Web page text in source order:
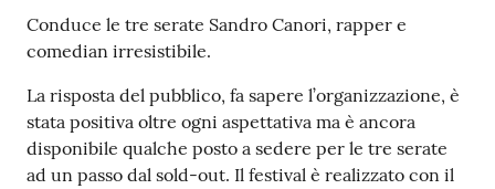
Conduce le tre serate Sandro Canori, rapper e
comedian irresistibile.
La risposta del pubblico, fa sapere l’organizzazione, è
stata positiva oltre ogni aspettativa ma è ancora
disponibile qualche posto a sedere per le tre serate
ad un passo dal sold-out. Il festival è realizzato con il